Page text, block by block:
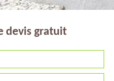
devis gratuit